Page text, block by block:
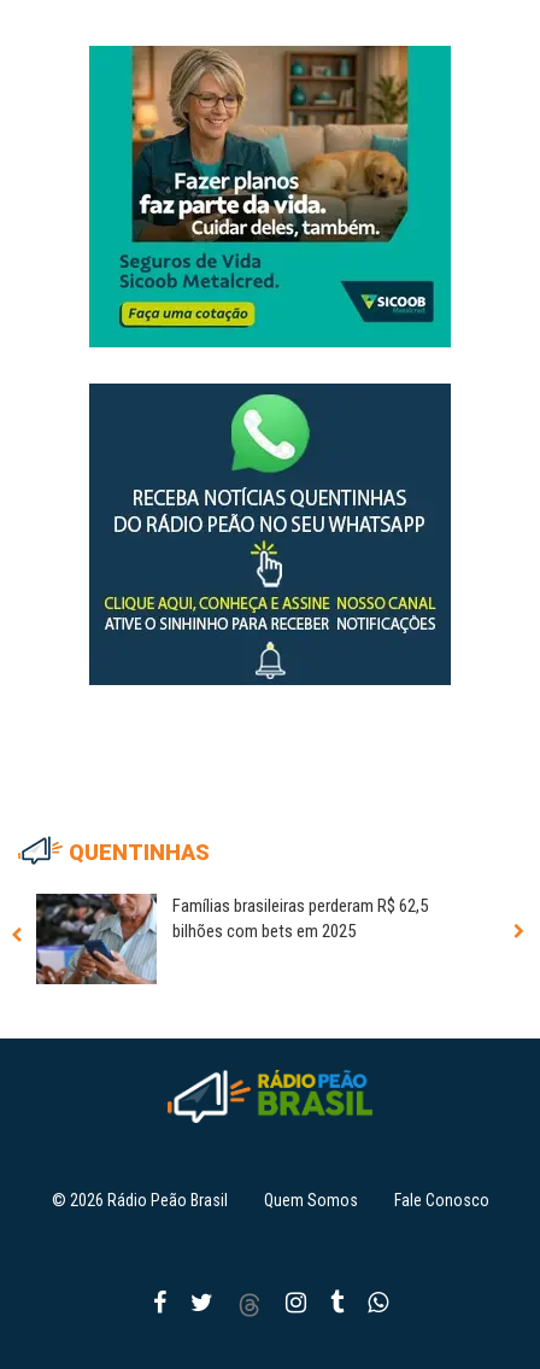
QUENTINHAS
Famílias brasileiras perderam R$ 62,5
bilhões com bets em 2025
© 2026 Rádio Peão Brasil Quem Somos Fale Conosco